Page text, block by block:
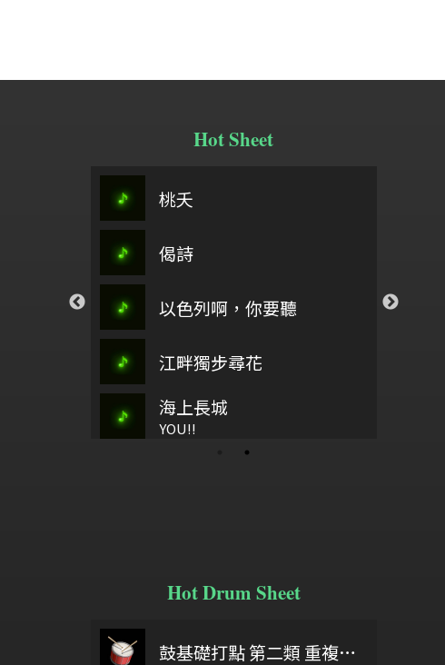
Hot Sheet
桃夭
偈詩
以色列啊，你要聽
江畔獨步尋花
海上長城
YOU!!
你愛我如至寶_孟慶而
孟慶而
古37
Exe-All
Hot Drum Sheet
鼓基礎打點 第二類 重複打點 : DIDDLE RUDIMENTS
were here 6/18 將軍令